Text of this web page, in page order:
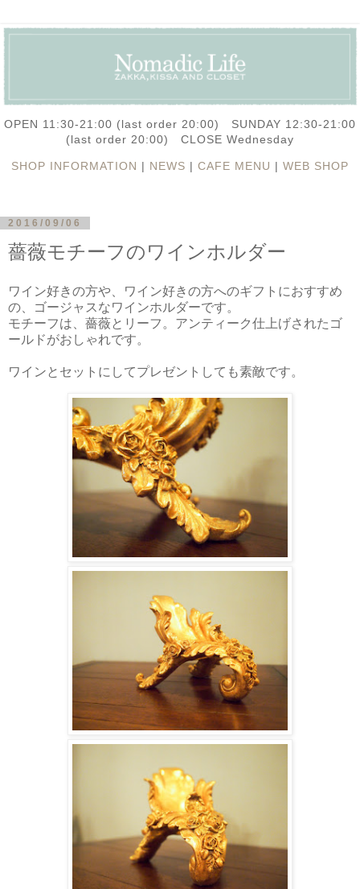
OPEN 11:30-21:00 (last order 20:00) SUNDAY 12:30-21:00
(last order 20:00) CLOSE Wednesday
SHOP INFORMATION | NEWS | CAFE MENU | WEB SHOP
2016/09/06
薔薇モチーフのワインホルダー
ワイン好きの方や、ワイン好きの方へのギフトにおすすめ
の、ゴージャスなワインホルダーです。
モチーフは、薔薇とリーフ。アンティーク仕上げされたゴ
ールドがおしゃれです。
ワインとセットにしてプレゼントしても素敵です。